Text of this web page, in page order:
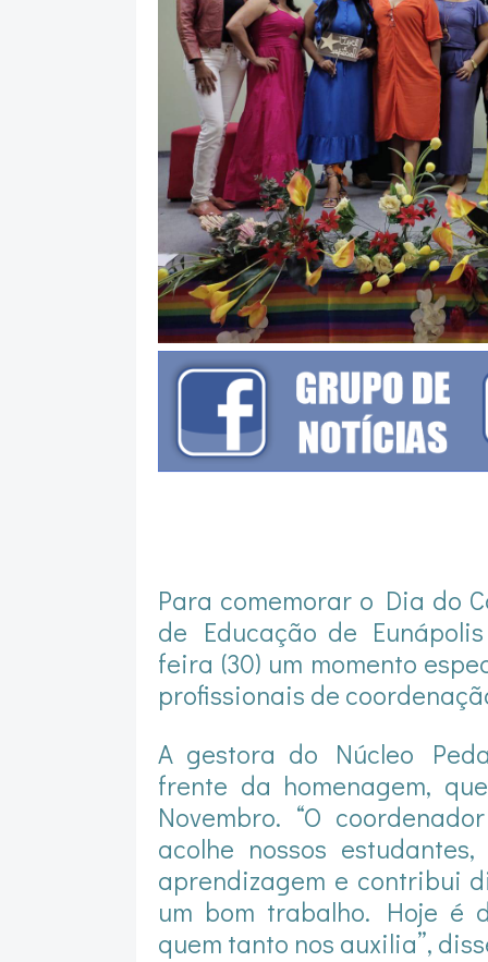
Para comemorar o Dia do
de Educação de
feira (30) um momento
profissionais de
A gestora do Núcleo
frente da homenagem,
Novembro. “O
acolhe nossos
aprendizagem e contribui
um bom trabalho. Hoje é
quem tanto nos auxilia”,